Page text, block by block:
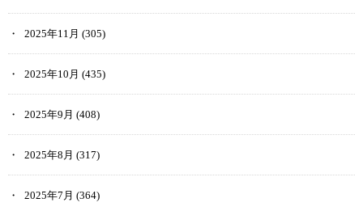
2025年11月 (305)
2025年10月 (435)
2025年9月 (408)
2025年8月 (317)
2025年7月 (364)